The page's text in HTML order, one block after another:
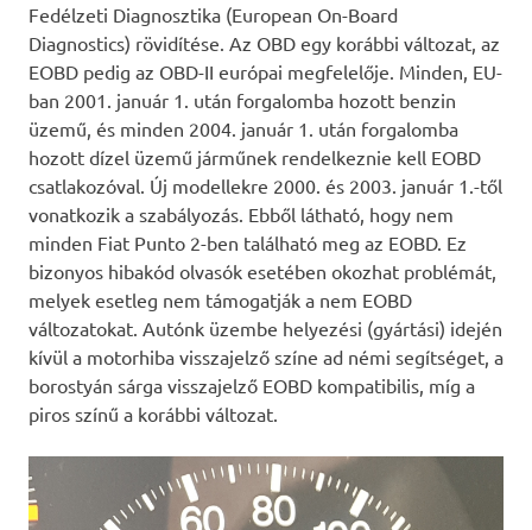
Fedélzeti Diagnosztika (European On-Board
Diagnostics) rövidítése. Az OBD egy korábbi változat, az
EOBD pedig az OBD-II európai megfelelője. Minden, EU-
ban 2001. január 1. után forgalomba hozott benzin
üzemű, és minden 2004. január 1. után forgalomba
hozott dízel üzemű járműnek rendelkeznie kell EOBD
csatlakozóval. Új modellekre 2000. és 2003. január 1.-től
vonatkozik a szabályozás. Ebből látható, hogy nem
minden Fiat Punto 2-ben található meg az EOBD. Ez
bizonyos hibakód olvasók esetében okozhat problémát,
melyek esetleg nem támogatják a nem EOBD
változatokat. Autónk üzembe helyezési (gyártási) idején
kívül a motorhiba visszajelző színe ad némi segítséget, a
borostyán sárga visszajelző EOBD kompatibilis, míg a
piros színű a korábbi változat.